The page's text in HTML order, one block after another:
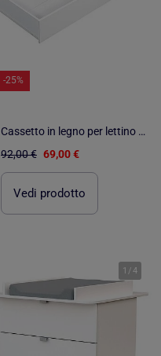
-25%
Cassetto in legno per lettino bianco - BABYPRICE
92,00 € 69,00 €
Vedi prodotto
1 /4